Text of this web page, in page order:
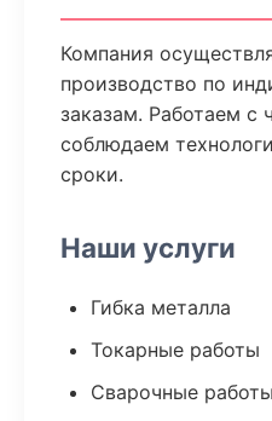
Компания
производство по
заказам. Работаем с
соблюдаем
сроки.
Наши услуги
Гибка металла
Токарные работы
Сварочные работы